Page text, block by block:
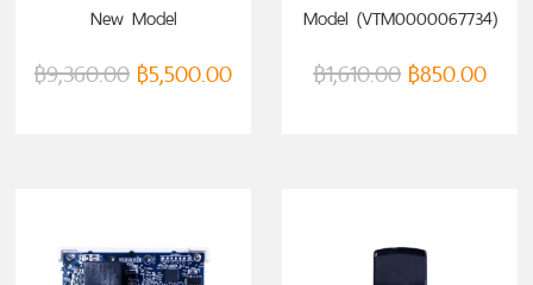
New Model
(VTM0000067731)
฿9,360.00 ฿5,500.00
Model (VTM0000067734)
฿1,610.00 ฿850.00